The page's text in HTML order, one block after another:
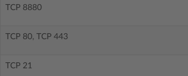
TCP 8880
TCP 80, TCP 443
TCP 21